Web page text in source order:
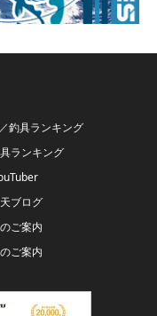
釣具ランキング
ランキング
ブログ
ご案内
ご案内